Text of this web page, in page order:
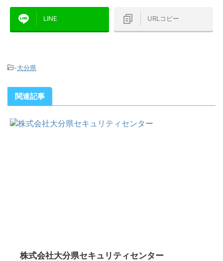
LINE URLコピー
-大分県
関連記事
株式会社大分県セキュリティセンター